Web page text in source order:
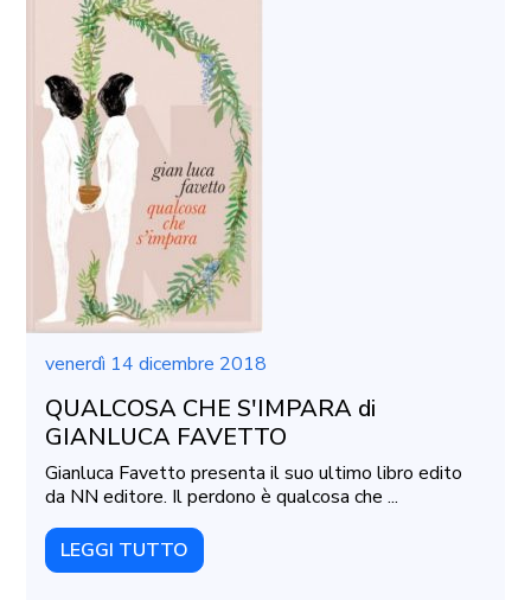
venerdì 14 dicembre 2018
QUALCOSA CHE S'IMPARA di
GIANLUCA FAVETTO
Gianluca Favetto presenta il suo ultimo libro edito
da NN editore. Il perdono è qualcosa che ...
LEGGI TUTTO